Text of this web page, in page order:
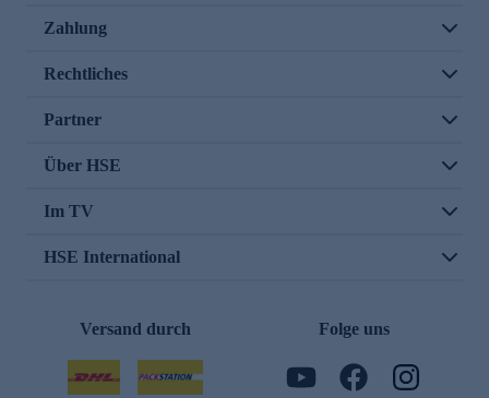
Zahlung
Rechtliches
Partner
Über HSE
Im TV
HSE International
Versand durch Folge uns